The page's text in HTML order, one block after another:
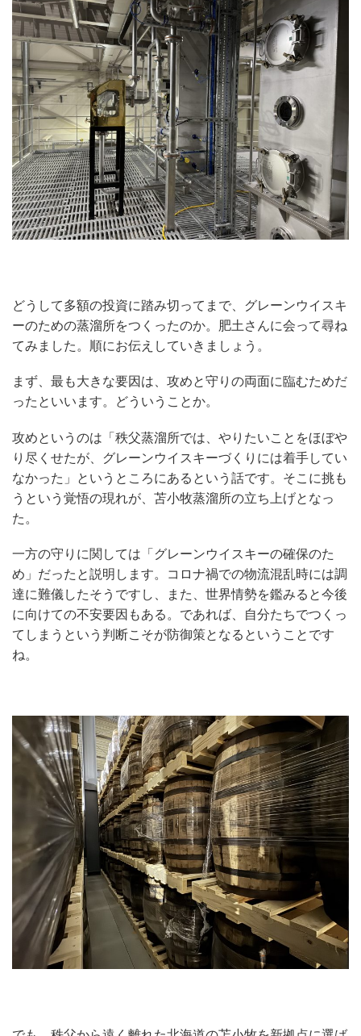
どうして多額の投資に踏み切ってまで、グレーンウイスキ
ーのための蒸溜所をつくったのか。肥土さんに会って尋ね
てみました。順にお伝えしていきましょう。
まず、最も大きな要因は、攻めと守りの両面に臨むためだ
ったといいます。どういうことか。
攻めというのは「秩父蒸溜所では、やりたいことをほぼや
り尽くせたが、グレーンウイスキーづくりには着手してい
なかった」というところにあるという話です。そこに挑も
うという覚悟の現れが、苫小牧蒸溜所の立ち上げとなっ
た。
一方の守りに関しては「グレーンウイスキーの確保のた
め」だったと説明します。コロナ禍での物流混乱時には調
達に難儀したそうですし、また、世界情勢を鑑みると今後
に向けての不安要因もある。であれば、自分たちでつくっ
てしまうという判断こそが防御策となるということです
ね。